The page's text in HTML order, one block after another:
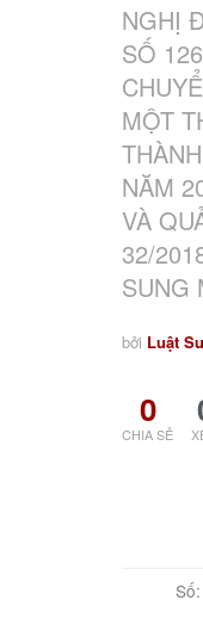
NGHỊ
SỐ
MỘT
NĂM
VÀ
32/
SUNG
bởi Luật
0
CHIA SẺ